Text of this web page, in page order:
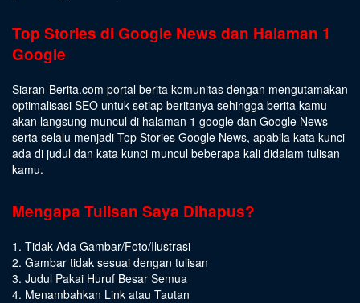
Top Stories di Google News dan Halaman 1
Google
Siaran-Berita.com portal berita komunitas dengan mengutamakan
optimalisasi SEO untuk setiap beritanya sehingga berita kamu
akan langsung muncul di halaman 1 google dan Google News
serta selalu menjadi Top Stories Google News, apabila kata kunci
ada di judul dan kata kunci muncul beberapa kali didalam tulisan
kamu.
Mengapa Tulisan Saya Dihapus?
1. Tidak Ada Gambar/Foto/Ilustrasi
2. Gambar tidak sesuai dengan tulisan
3. Judul Pakai Huruf Besar Semua
4. Menambahkan Link atau Tautan